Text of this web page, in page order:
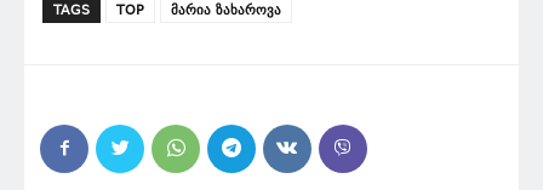
TAGS TOP მარია ზახაროვა